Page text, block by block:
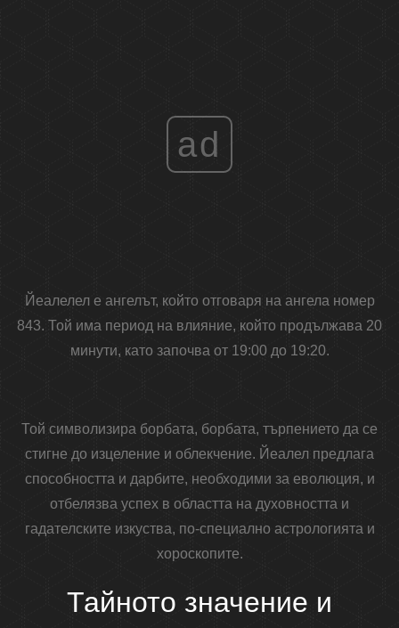
ad
Йеалелел е ангелът, който отговаря на ангела номер
843. Той има период на влияние, който продължава 20
минути, като започва от 19:00 до 19:20.
Той символизира борбата, борбата, търпението да се
стигне до изцеление и облекчение. Йеалел предлага
способността и дарбите, необходими за еволюция, и
отбелязва успех в областта на духовността и
гадателските изкуства, по-специално астрологията и
хороскопите.
Тайното значение и